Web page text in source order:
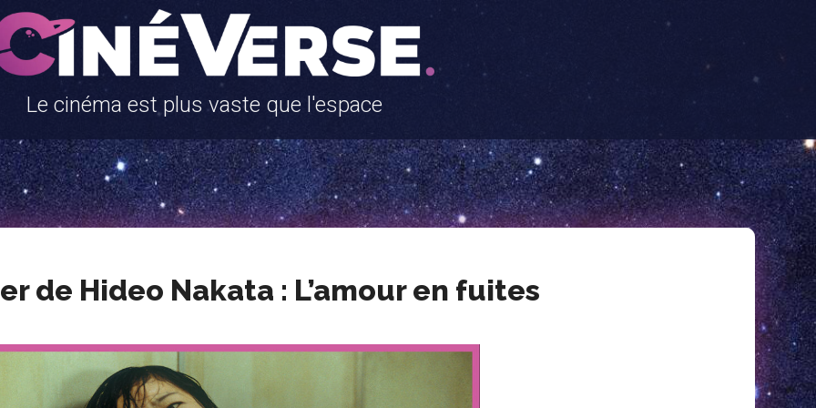
Le cinéma est plus vaste que l'espace
de Hideo Nakata : L’amour en fuites